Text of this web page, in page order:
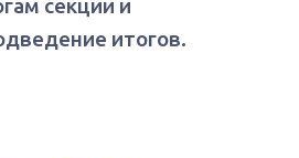
секции и
итогов.